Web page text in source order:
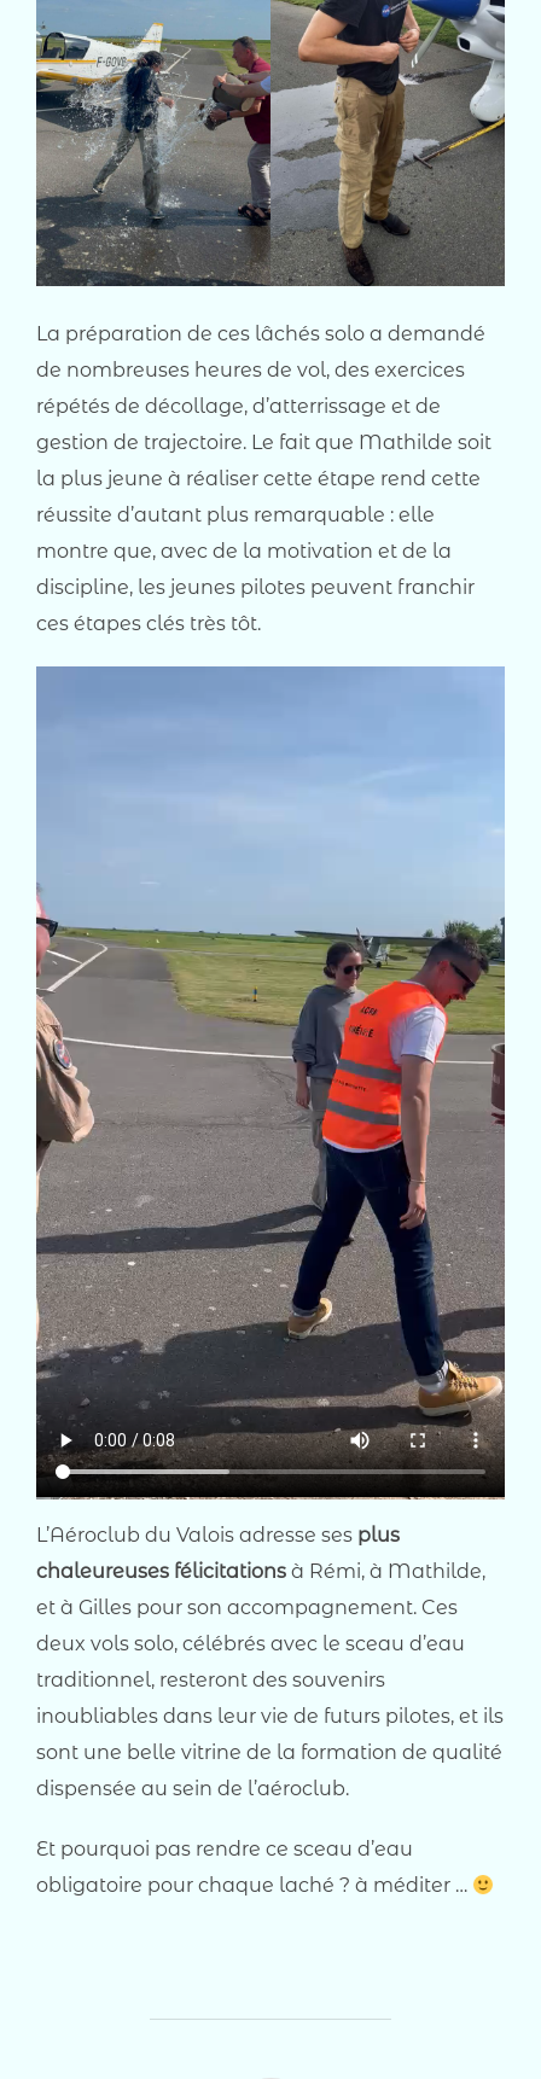
La préparation de ces lâchés solo a demandé
de nombreuses heures de vol, des exercices
répétés de décollage, d’atterrissage et de
gestion de trajectoire. Le fait que Mathilde soit
la plus jeune à réaliser cette étape rend cette
réussite d’autant plus remarquable : elle
montre que, avec de la motivation et de la
discipline, les jeunes pilotes peuvent franchir
ces étapes clés très tôt.
L’Aéroclub du Valois adresse ses plus
chaleureuses félicitations à Rémi, à Mathilde,
et à Gilles pour son accompagnement. Ces
deux vols solo, célébrés avec le sceau d’eau
traditionnel, resteront des souvenirs
inoubliables dans leur vie de futurs pilotes, et ils
sont une belle vitrine de la formation de qualité
dispensée au sein de l’aéroclub.
Et pourquoi pas rendre ce sceau d’eau
obligatoire pour chaque laché ? à méditer …